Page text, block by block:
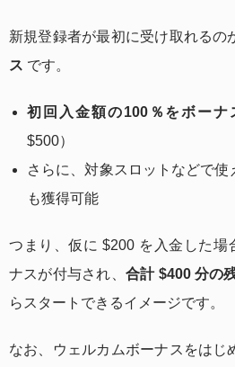
新規登録者が最初に受け取れるの
ス です。
初回入金額の100％をボーナ
$500）
さらに、対象スロットなどで使
も獲得可能
つまり、仮に $200 を入金した場
ナスが付与され、 合計 $400 分の
らスタートできるイメージです。
なお、ウェルカムボーナスをはじ